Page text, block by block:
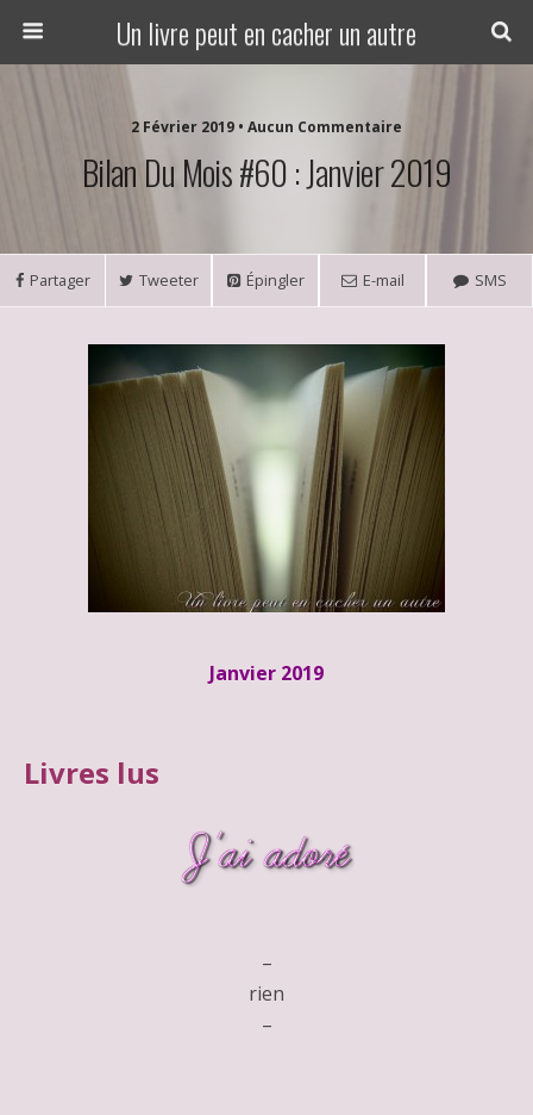
Un livre peut en cacher un autre
2 Février 2019 • Aucun Commentaire
Bilan Du Mois #60 : Janvier 2019
Partager Tweeter Épingler E-mail SMS
Janvier 2019
Livres lus
–
rien
–